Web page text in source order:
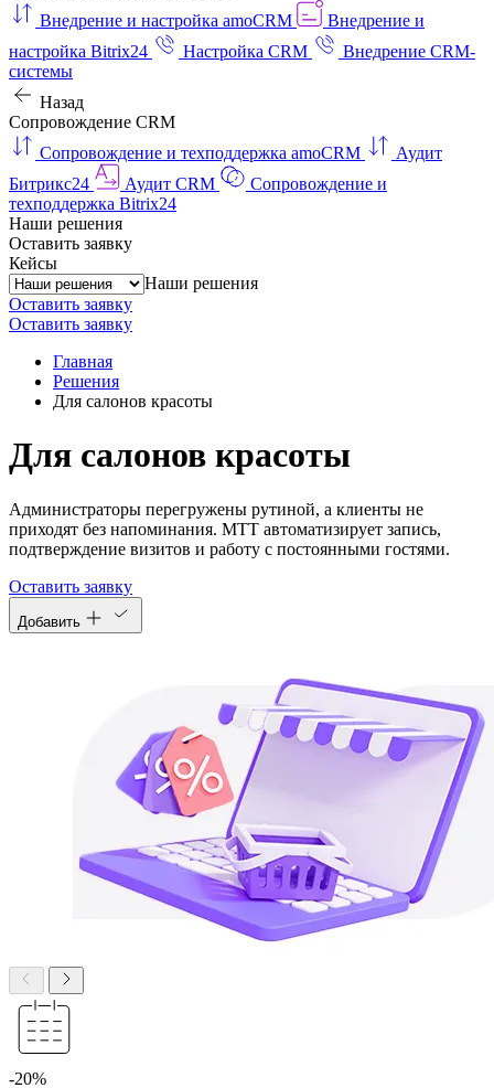
Внедрение и настройка amoCRM
Внедрение и
настройка Bitrix24
Настройка CRM
Внедрение CRM-
системы
Назад
Сопровождение CRM
Сопровождение и техподдержка amoCRM
Аудит
Битрикс24
Аудит CRM
Сопровождение и
техподдержка Bitrix24
Наши решения
Оставить заявку
Кейсы
Наши решения
Оставить заявку
Оставить заявку
Главная
Решения
Для салонов красоты
Для салонов красоты
Администраторы перегружены рутиной, а клиенты не
приходят без напоминания. МТТ автоматизирует запись,
подтверждение визитов и работу с постоянными гостями.
Оставить заявку
Добавить
-20%